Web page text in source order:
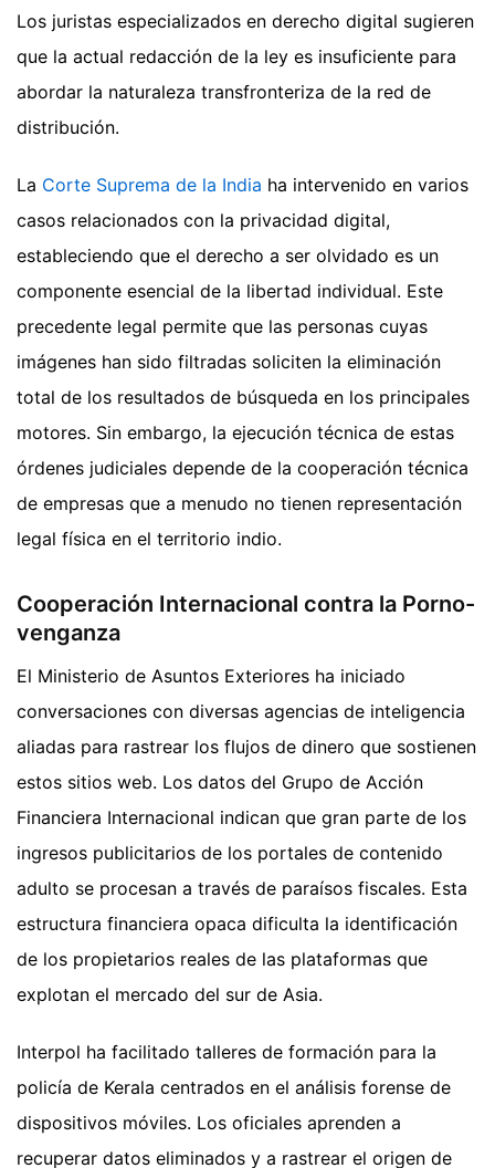
Los juristas especializados en derecho digital sugieren
que la actual redacción de la ley es insuficiente para
abordar la naturaleza transfronteriza de la red de
distribución.
La Corte Suprema de la India ha intervenido en varios
casos relacionados con la privacidad digital,
estableciendo que el derecho a ser olvidado es un
componente esencial de la libertad individual. Este
precedente legal permite que las personas cuyas
imágenes han sido filtradas soliciten la eliminación
total de los resultados de búsqueda en los principales
motores. Sin embargo, la ejecución técnica de estas
órdenes judiciales depende de la cooperación técnica
de empresas que a menudo no tienen representación
legal física en el territorio indio.
Cooperación Internacional contra la Porno-
venganza
El Ministerio de Asuntos Exteriores ha iniciado
conversaciones con diversas agencias de inteligencia
aliadas para rastrear los flujos de dinero que sostienen
estos sitios web. Los datos del Grupo de Acción
Financiera Internacional indican que gran parte de los
ingresos publicitarios de los portales de contenido
adulto se procesan a través de paraísos fiscales. Esta
estructura financiera opaca dificulta la identificación
de los propietarios reales de las plataformas que
explotan el mercado del sur de Asia.
Interpol ha facilitado talleres de formación para la
policía de Kerala centrados en el análisis forense de
dispositivos móviles. Los oficiales aprenden a
recuperar datos eliminados y a rastrear el origen de